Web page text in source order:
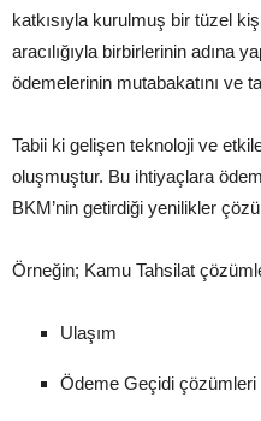
katkısıyla kurulmuş bir tüzel
aracılığıyla birbirlerinin adına
ödemelerinin mutabakatını ve
Tabii ki gelişen teknoloji ve
oluşmuştur. Bu ihtiyaçlara
BKM’nin getirdiği yenilikler
Örneğin; Kamu Tahsilat
Ulaşım
Ödeme Geçidi çözümleri